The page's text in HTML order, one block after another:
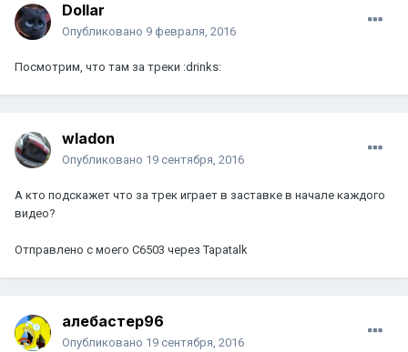
Dollar
Опубликовано 9 февраля, 2016
Посмотрим, что там за треки :drinks:
wladon
Опубликовано 19 сентября, 2016
А кто подскажет что за трек играет в заставке в начале каждого
видео?
Отправлено с моего C6503 через Tapatalk
алебастер96
Опубликовано 19 сентября, 2016